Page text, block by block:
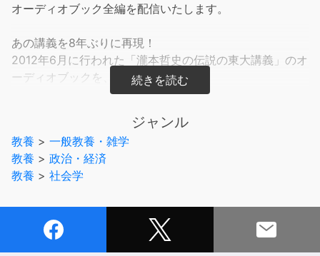
オーディオブック全編を配信いたします。
あの講義を8年ぶりに再現！
2012年6月に行われた「瀧本哲史の伝説の東大講義」のオ
ーディオブックを、
当日のスライドを見ながらみんなで聴こう！
・配信URL：https://www.youtube.com/watch?
v=x0hOgyGKs1M&feature=youtu.be
・開催日時：2020年6月30日19時～21時半ごろまでライ
ジャンル
教養 > 一般教養・雑学
教養 > 政治・経済
教養 > 社会学